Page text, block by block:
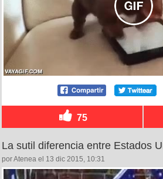
75
La sutil diferencia entre Estados
por Atenea el 13 dic 2015, 10:31